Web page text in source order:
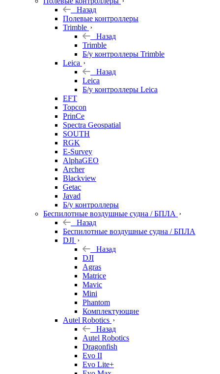
Назад
Полевые контроллеры
Trimble
Назад
Trimble
Б/у контроллеры Trimble
Leica
Назад
Leica
Б/у контроллеры Leica
EFT
Topcon
PrinCe
Spectra Geospatial
SOUTH
RGK
E-Survey
AlphaGEO
Archer
Blackview
Getac
Javad
Б/у контроллеры
Беспилотные воздушные судна / БПЛА
Назад
Беспилотные воздушные судна / БПЛА
DJI
Назад
DJI
Agras
Matrice
Mavic
Mini
Phantom
Комплектующие
Autel Robotics
Назад
Autel Robotics
Dragonfish
Evo II
Evo Lite+